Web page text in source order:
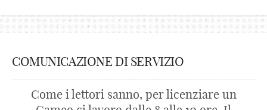
COMUNICAZIONE DI SERVIZIO
Come i lettori sanno, per licenziare un